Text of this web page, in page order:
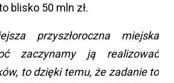
blisko 50 mln zł.
przyszłoroczna miejska
zaczynamy ją realizować
to dzięki temu, że zadanie to